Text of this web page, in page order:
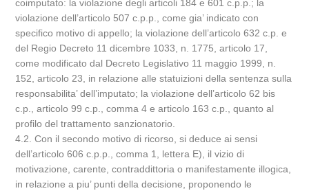
coimputato: la violazione degli articoli 184 e 601 c.p.p.; la
violazione dell’articolo 507 c.p.p., come gia’ indicato con
specifico motivo di appello; la violazione dell’articolo 632 c.p. e
del Regio Decreto 11 dicembre 1033, n. 1775, articolo 17,
come modificato dal Decreto Legislativo 11 maggio 1999, n.
152, articolo 23, in relazione alle statuizioni della sentenza sulla
responsabilita’ dell’imputato; la violazione dell’articolo 62 bis
c.p., articolo 99 c.p., comma 4 e articolo 163 c.p., quanto al
profilo del trattamento sanzionatorio.
4.2. Con il secondo motivo di ricorso, si deduce ai sensi
dell’articolo 606 c.p.p., comma 1, lettera E), il vizio di
motivazione, carente, contraddittoria o manifestamente illogica,
in relazione a piu’ punti della decisione, proponendo le